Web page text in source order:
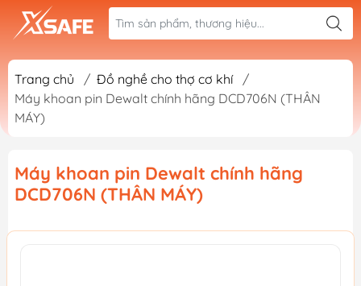
Trang chủ / Đồ nghề cho thợ cơ khí
/
Máy khoan pin Dewalt chính hãng DCD706N (THÂN
MÁY)
Máy khoan pin Dewalt chính hãng
DCD706N (THÂN MÁY)